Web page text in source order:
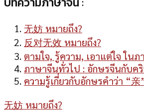
无妨 หมายถึง?
反对无效 หมายถึง?
ตามใจ, รู้ความ, เอาแต่ใจ ใน
ภาษาจีนทั่วไป : อักษรจีนกับค
ความรู้เกี่ยวกับอักษรคำว่า “亲
无妨 หมายถึง?